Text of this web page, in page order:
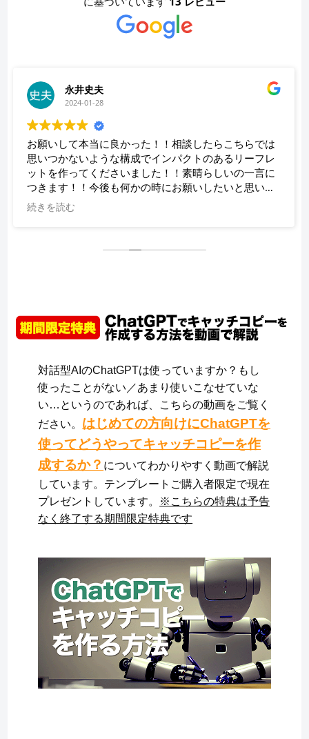
永井史夫
2024-01-28
お願いして本当に良かった！！相談したらこちらでは
思いつかないような構成でインパクトのあるリーフレ
ットを作ってくださいました！！素晴らしいの一言に
つきます！！今後も何かの時にお願いしたいと思いま
す！！大満足です。ありがとうございます！！
続きを読む
対話型AIのChatGPTは使っていますか？もし
使ったことがない／あまり使いこなせていな
い…というのであれば、こちらの動画をご覧く
ださい。 はじめての方向けにChatGPTを
使ってどうやってキャッチコピーを作
成するか？ についてわかりやすく動画で解説
しています。テンプレートご購入者限定で現在
プレゼントしています。
※こちらの特典は予告
なく終了する期間限定特典です